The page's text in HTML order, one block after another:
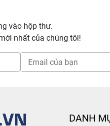
vào hộp thư.
nhất của chúng tôi!
DANH